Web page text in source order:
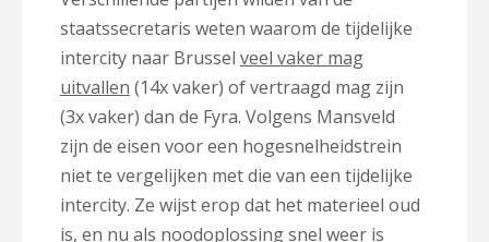
staatssecretaris weten waarom de tijdelijke
intercity naar Brussel veel vaker mag
uitvallen (14x vaker) of vertraagd mag zijn
(3x vaker) dan de Fyra. Volgens Mansveld
zijn de eisen voor een hogesnelheidstrein
niet te vergelijken met die van een tijdelijke
intercity. Ze wijst erop dat het materieel oud
is, en nu als noodoplossing snel weer is